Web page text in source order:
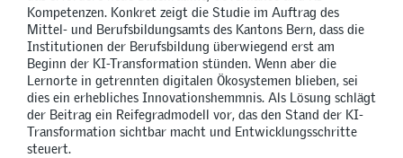
Kompetenzen. Konkret zeigt die Studie im Auftrag des
Mittel- und Berufsbildungsamts des Kantons Bern, dass die
Institutionen der Berufsbildung überwiegend erst am
Beginn der KI-Transformation stünden. Wenn aber die
Lernorte in getrennten digitalen Ökosystemen blieben, sei
dies ein erhebliches Innovationshemmnis. Als Lösung schlägt
der Beitrag ein Reifegradmodell vor, das den Stand der KI-
Transformation sichtbar macht und Entwicklungsschritte
steuert.